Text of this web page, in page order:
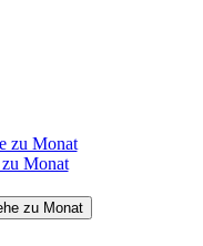
Monat
zu Monat